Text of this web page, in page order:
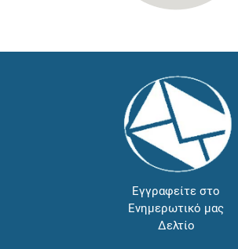
Εγγραφείτε στο
Ενημερωτικό μας
Δελτίο